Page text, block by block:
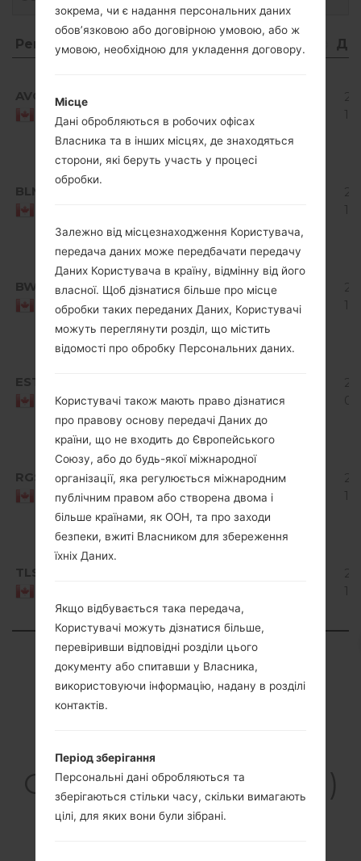
Регіон Назва файлу ОС Розмір
AVC
Canada
Mirror
Release
BLM
Android
Release
BWA
Canada
K12110f_00_0912.kdz
Android
5.1.x
Lollipop
Mirror
Release
EST
Canada
Android
Mirror
Release
RGS
Canada
K12110f_00_0912.kdz
Android
5.1.x
Lollipop
Mirror
Release
1.16 GiB
TLS
Android
Release
Showing 1 to 6 of 6 entries
Previous 1 Next
Статті LGK121(LGK121)
akaLG K4 LTE
зокрема, чи є надання персональних даних
обов’язковою або договірною умовою, або ж
умовою, необхідною для укладення договору.
Місце
Дані обробляються в робочих офісах
Власника та в інших місцях, де знаходяться
сторони, які беруть участь у процесі
обробки.
Залежно від місцезнаходження Користувача,
передача даних може передбачати передачу
Даних Користувача в країну, відмінну від його
власної. Щоб дізнатися більше про місце
обробки таких переданих Даних, Користувачі
можуть переглянути розділ, що містить
відомості про обробку Персональних даних.
Користувачі також мають право дізнатися
про правову основу передачі Даних до
країни, що не входить до Європейського
Союзу, або до будь-якої міжнародної
організації, яка регулюється міжнародним
публічним правом або створена двома і
більше країнами, як ООН, та про заходи
безпеки, вжиті Власником для збереження
їхніх Даних.
Якщо відбувається така передача,
Користувачі можуть дізнатися більше,
перевіривши відповідні розділи цього
документу або спитавши у Власника,
використовуючи інформацію, надану в розділі
контактів.
Період зберігання
Персональні дані обробляються та
зберігаються стільки часу, скільки вимагають
цілі, для яких вони були зібрані.